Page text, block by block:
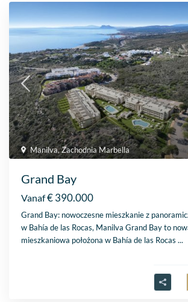
Manilva,Zachodnia Marbella
Grand Bay
Vanaf€ 390.000
Grand Bay: nowoczesne mieszkanie z
w Bahía de las Rocas, Manilva Grand Bay to
mieszkaniowa położona w Bahía de las Rocas...